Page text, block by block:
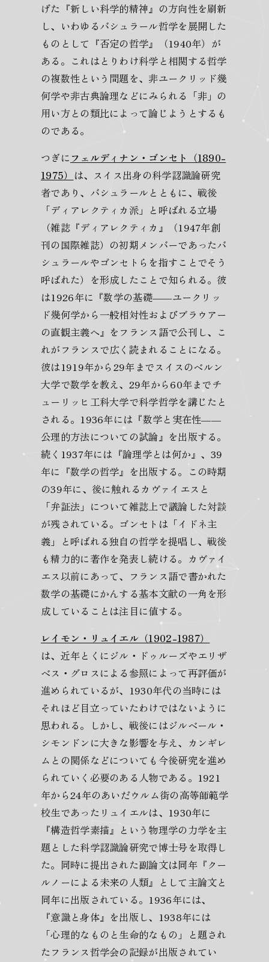
げた『新しい科学的精神』の方向性を刷新
し、いわゆるバシュラール哲学を展開した
ものとして『否定の哲学』（1940年）が
ある。これはとりわけ科学と相関する哲学
の複数性という問題を、非ユークリッド幾
何学や非古典論理などにみられる「非」の
用い方との類比によって論じようとするも
のである。
つぎに フェルディナン・ゴンセト（1890-
1975） は、スイス出身の科学認識論研究
者であり、バシュラールとともに、戦後
「ディアレクティカ派」と呼ばれる立場
（雑誌『ディアレクティカ』（1947年創
刊の国際雑誌）の初期メンバーであったバ
シュラールやゴンセトらを指すことでそう
呼ばれた）を形成したことで知られる。彼
は1926年に『数学の基礎――ユークリッ
ド幾何学から一般相対性およびブラウアー
の直観主義へ』をフランス語で公刊し、こ
れがフランスで広く読まれることになる。
彼は1919年から29年までスイスのベルン
大学で数学を教え、29年から60年までチ
ューリッヒ工科大学で科学哲学を講じたと
される。1936年には『数学と実在性――
公理的方法についての試論』を出版する。
続く1937年には『論理学とは何か』、39
年に『数学の哲学』を出版する。この時期
の39年に、後に触れるカヴァイエスと
「弁証法」について雑誌上で議論した対談
が残されている。ゴンセトは「イドネ主
義」と呼ばれる独自の哲学を提唱し、戦後
も精力的に著作を発表し続ける。カヴァイ
エス以前にあって、フランス語で書かれた
数学の基礎にかんする基本文献の一角を形
成していることは注目に値する。
レイモン・リュイエル（1902-1987）
は、近年とくにジル・ドゥルーズやエリザ
ベス・グロスによる参照によって再評価が
進められているが、1930年代の当時には
それほど目立っていたわけではないように
思われる。しかし、戦後にはジルベール・
シモンドンに大きな影響を与え、カンギレ
ムとの関係などについても今後研究を進め
られていく必要のある人物である。1921
年から24年のあいだウルム街の高等師範学
校生であったリュイエルは、1930年に
『構造哲学素描』という物理学の力学を主
題とした科学認識論研究で博士号を取得し
た。同時に提出された副論文は同年『クー
ルノーによる未来の人類』として主論文と
同年に出版されている。1936年には、
『意識と身体』を出版し、1938年には
「心理的なものと生命的なもの」と題され
たフランス哲学会の記録が出版されてい